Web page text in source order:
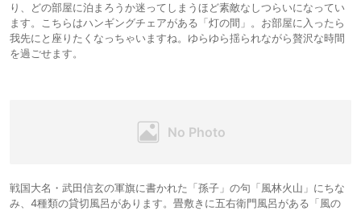
り、どの部屋に泊まろうか迷ってしまうほど素敵なしつらいになってい
ます。こちらはハンギングチェアがある「灯の間」。お部屋に入ったら
我先にと座りたくなっちゃいますね。ゆらゆら揺られながら贅沢な時間
を過ごせます。
戦国大名・武田信玄の軍旗に書かれた「孫子」の句「風林火山」にちな
み、4種類の貸切風呂があります。畳敷きに五右衛門風呂がある「風の